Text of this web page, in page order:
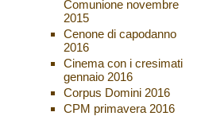
Comunione novembre
2015
Cenone di capodanno
2016
Cinema con i cresimati
gennaio 2016
Corpus Domini 2016
CPM primavera 2016